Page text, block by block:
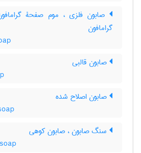
صابون فلزی ، موم صفحۀ
گرامافون
صابون قالبی
صابون اصلاح شده
سنگ صابون ، صابون کوهی